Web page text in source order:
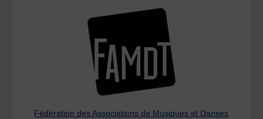
Fédération des Associations de Musiques et Danses